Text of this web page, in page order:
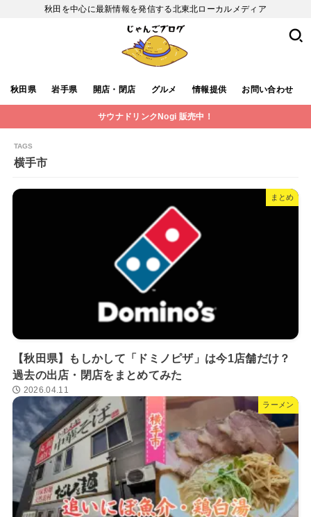
秋田を中心に最新情報を発信する北東北ローカルメディア
秋田県 岩手県 開店・閉店 グルメ 情報提供 お問い合わせ
サウナドリンクNogi 販売中！
横手市
まとめ
【秋田県】もしかして「ドミノピザ」は今1店舗だけ？
過去の出店・閉店をまとめてみた
2026.04.11
ラーメン